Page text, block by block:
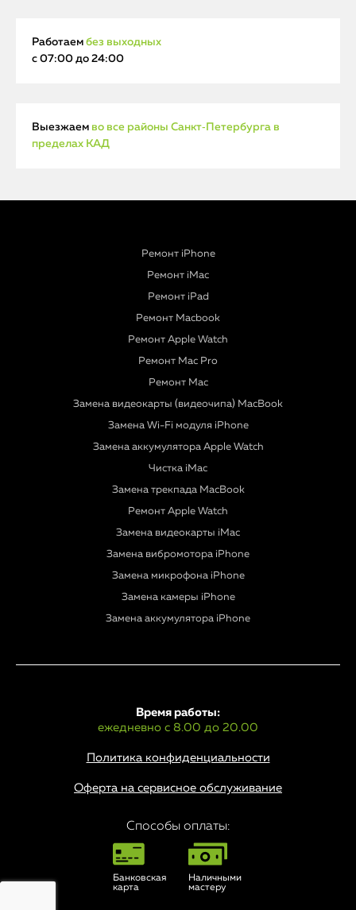
Работаем без выходных
с 07:00 до 24:00
Выезжаем во все районы Санкт‑Петербурга в
пределах КАД
Ремонт iPhone
Ремонт iMac
Ремонт iPad
Ремонт Macbook
Ремонт Apple Watch
Ремонт Mac Pro
Ремонт Mac
Замена видеокарты (видеочипа) MacBook
Замена Wi-Fi модуля iPhone
Замена аккумулятора Apple Watch
Чистка iMac
Замена трекпада MacBook
Ремонт Apple Watch
Замена видеокарты iMac
Замена вибромотора iPhone
Замена микрофона iPhone
Замена камеры iPhone
Замена аккумулятора iPhone
Политика конфиденциальности
Время работы:
ежедневно с 8.00 до 20.00
Оферта на сервисное обслуживание
Способы оплаты:
Банковская
карта
Наличными
мастеру